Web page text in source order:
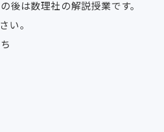
後は数理社の解説授業です。
い。